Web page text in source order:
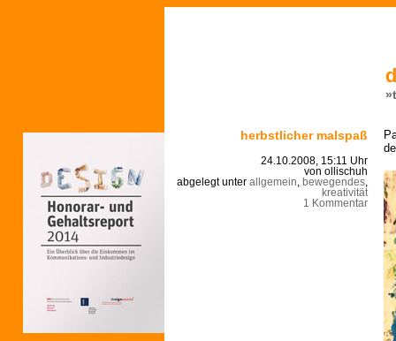
herbstlicher malspaß
24.10.2008, 15:11 Uhr
von ollischuh
abgelegt unter allgemein bewegendes
kreativität
1 Kommentar